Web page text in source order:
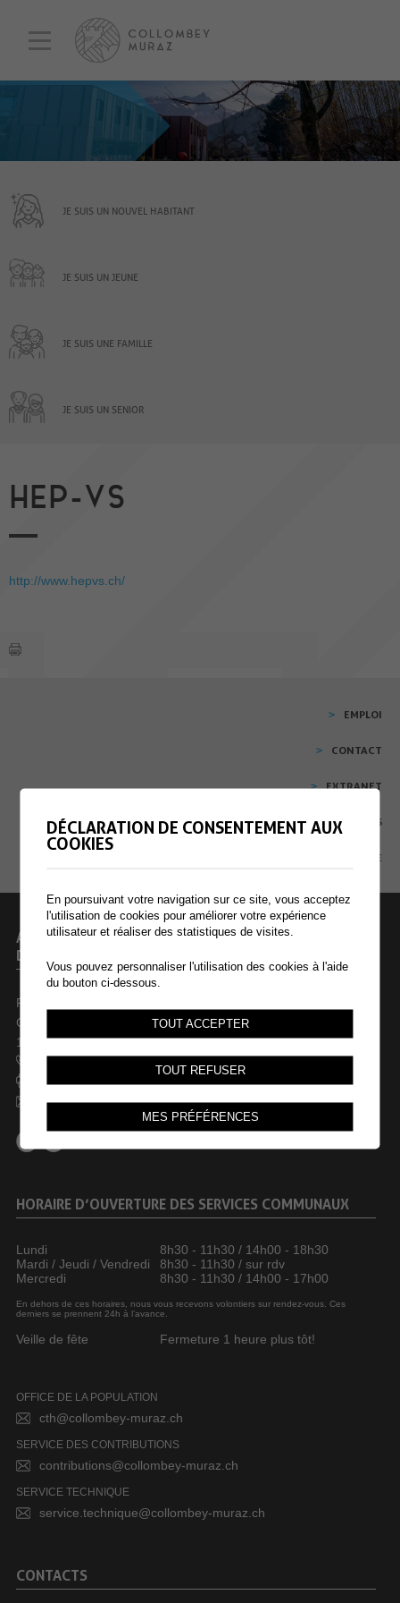
JE SUIS UN NOUVEL HABITANT
JE SUIS UN JEUNE
JE SUIS UNE FAMILLE
JE SUIS UN SENIOR
HEP-VS
http://www.hepvs.ch/
EMPLOI
CONTACT
EXTRANET
MENTIONS LÉGALES
PLAN DU SITE
ADMINISTRATION COMMUNALE
DE COLLOMBEY-MURAZ
Rue des Dents-du-Midi 44
Case postale 246
1868 Collombey
+41 24 473 61 69
commune@collombey-muraz.ch
HORAIRE D’OUVERTURE DES SERVICES COMMUNAUX
Lundi
8h30 - 11h30 / 14h00 - 18h30
Mardi / Jeudi / Vendredi
8h30 - 11h30 / sur rdv
Mercredi
8h30 - 11h30 / 14h00 - 17h00
En dehors de ces horaires, nous vous recevons volontiers sur rendez-vous. Ces
derniers se prennent 24h à l’avance.
Veille de fête Fermeture 1 heure plus tôt!
OFFICE DE LA POPULATION
cth@collombey-muraz.ch
SERVICE DES CONTRIBUTIONS
contributions@collombey-muraz.ch
SERVICE TECHNIQUE
service.technique@collombey-muraz.ch
CONTACTS
DÉCLARATION DE CONSENTEMENT AUX
COOKIES
En poursuivant votre navigation sur ce site, vous acceptez
l'utilisation de cookies pour améliorer votre expérience
utilisateur et réaliser des statistiques de visites.
Vous pouvez personnaliser l'utilisation des cookies à l'aide
du bouton ci-dessous.
TOUT ACCEPTER
TOUT REFUSER
MES PRÉFÉRENCES